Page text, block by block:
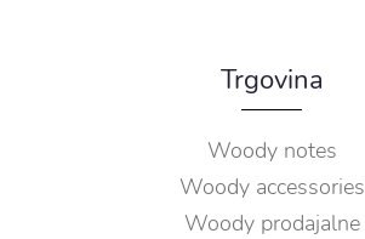
Trgovina
Woody notes
Woody accessories
Woody prodajalne